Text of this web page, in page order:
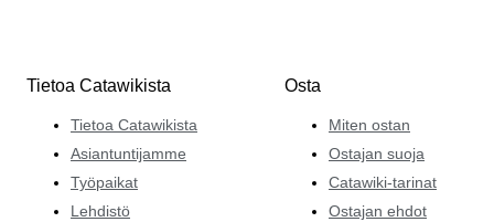
Tietoa Catawikista
Tietoa Catawikista
Asiantuntijamme
Työpaikat
Lehdistö
Osta
Miten ostan
Ostajan suoja
Catawiki-tarinat
Ostajan ehdot